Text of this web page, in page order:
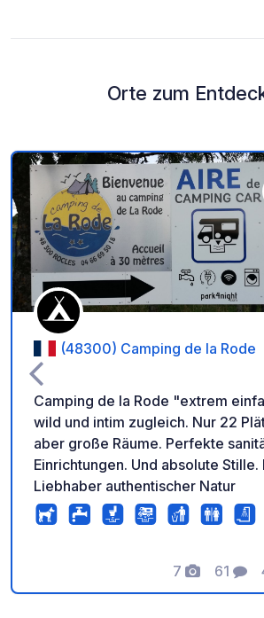
Orte zum
(48300) Camping de la Rode
Camping de la Rode "extrem
wild und intim zugleich. Nur 22
aber große Räume. Perfekte
Einrichtungen. Und absolute Stille.
Liebhaber authentischer Natur
7
Fotos
61